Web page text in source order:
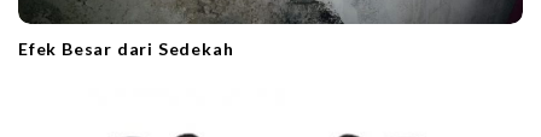
Efek Besar dari Sedekah